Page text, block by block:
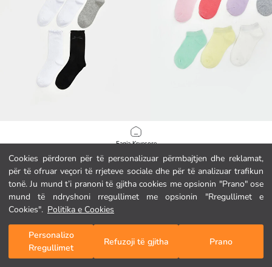
Cookies përdoren për të personalizuar përmbajtjen dhe reklamat,
për të ofruar veçori të rrjeteve sociale dhe për të analizuar trafikun
tonë. Ju mund t’i pranoni të gjitha cookies me opsionin "Prano" ose
mund të ndryshoni rregullimet me opsionin "Rregullimet e
Cookies". Politika e Cookies
Personalizo
Rregullimet
Refuzoji të gjitha Prano
Faqja Kryesore
Kategoritë
Shporta Ime
Çorape kyçi 5-pako për vajza
3.95 EUR
3.95 EUR